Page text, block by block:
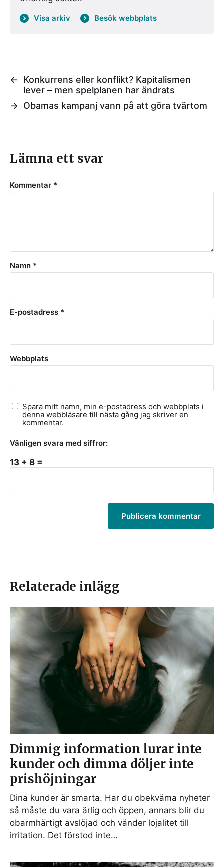
Visa arkiv Besök webbplats
←
Konkurrens eller konflikt? Kapitalismen
lever – men spelplanen har ändrats
→ Obamas kampanj vann på att göra tvärtom
Lämna ett svar
Kommentar *
Namn *
E-postadress *
Webbplats
Spara mitt namn, min e-postadress och webbplats i
denna webbläsare till nästa gång jag skriver en
kommentar.
Vänligen svara med siffror:
13 + 8 =
Relaterade inlägg
Dimmig information lurar inte
kunder och dimma döljer inte
prishöjningar
Dina kunder är smarta. Har du obekväma nyheter
så måste du vara ärlig och öppen, annars blir du
obarmhärtigt avslöjad och vänder lojalitet till
irritation. Det förstod inte…